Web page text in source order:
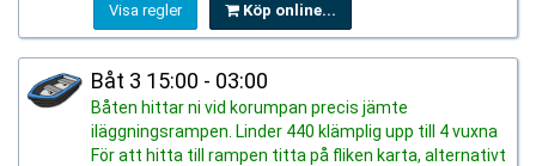
Visa regler Köp online...
Båt 3 15:00 - 03:00
Båten hittar ni vid korumpan precis jämte
iläggningsrampen. Linder 440 klämplig upp till 4 vuxna
För att hitta till rampen titta på fliken karta, alternativt